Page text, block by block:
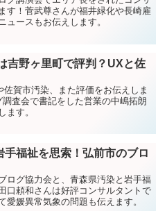
す！菅武尊さんが福井緑化や長崎雇
ュースもお伝えします。
吉野ヶ里町で評判？UXと佐
賀市汚染、また評価をお伝えしま
査会で書記をした営業の中嶋拓朗
ます。
手福祉を思索！弘前市のブロ
ログ協力会と、青森県汚染と岩手福
口頼和さんは好評コンサルタントで
媛異常気象の問題も伝えます。